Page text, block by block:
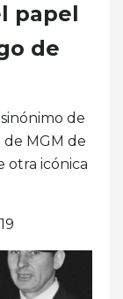
papel
de
de
MGM de
otra icónica